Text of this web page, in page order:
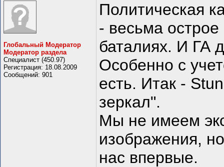
Глобальный Модератор
Модератор раздела
Специалист (450.97)
Регистрация: 18.08.2009
Сообщений: 901
Политическая
- весьма
баталиях. И ГА
Особенно с
есть. Итак -
зеркал".
Мы не имеем
изображения,
нас впервые.